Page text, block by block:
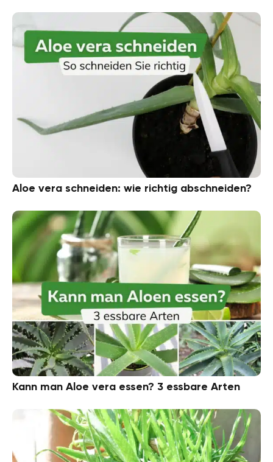
Aloe vera schneiden: wie richtig abschneiden?
Kann man Aloe vera essen? 3 essbare Arten